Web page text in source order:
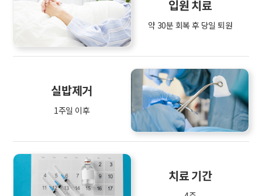
입원 치료
약 30분 회복 후 당일 퇴원
실밥제거
1주일 이후
치료 기간